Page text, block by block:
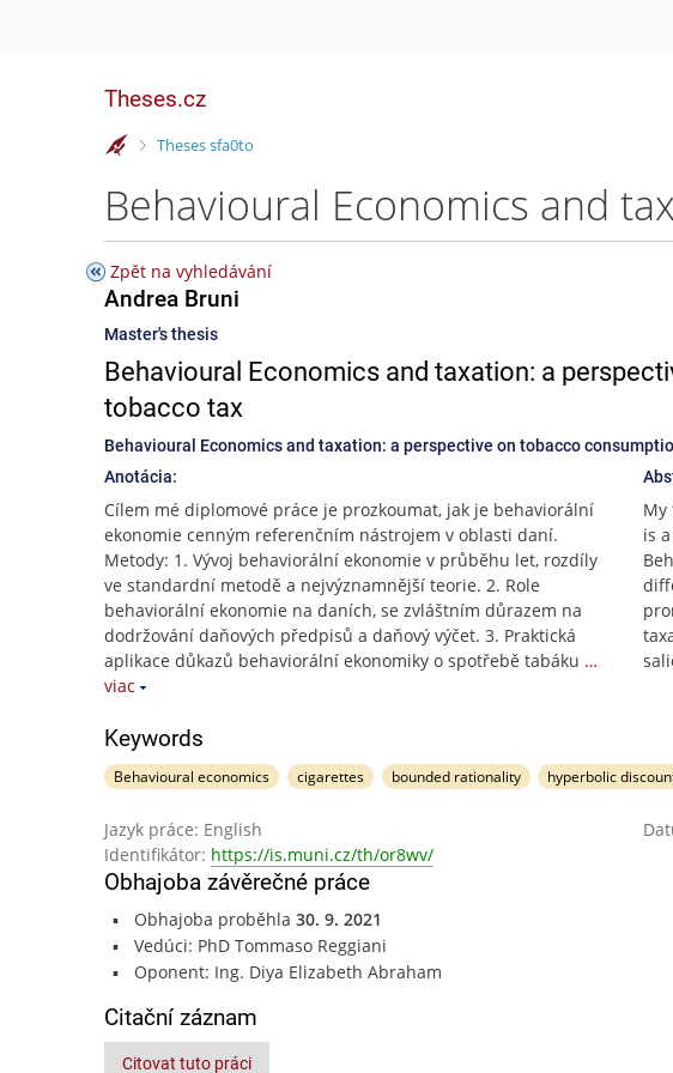
Theses.cz
>
Theses sfa0to
Zpět na vyhledávání
Andrea Bruni
Master's thesis
Behavioural Economics and taxation: a
tobacco tax
Behavioural Economics and taxation: a perspective on tobacco
Anotácia:
Cílem mé diplomové práce je prozkoumat, jak je behaviorální
ekonomie cenným referenčním nástrojem v oblasti daní.
Metody: 1. Vývoj behaviorální ekonomie v průběhu let, rozdíly
ve standardní metodě a nejvýznamnější teorie. 2. Role
behaviorální ekonomie na daních, se zvláštním důrazem na
dodržování daňových předpisů a daňový výčet. 3. Praktická
aplikace důkazů behaviorální ekonomiky o spotřebě tabáku …
viac
My
is
Keywords
Behavioural economics cigarettes bounded rationality hyperbolic
Jazyk práce: English
Identifikátor: https://is.muni.cz/th/or8wv/
Obhajoba závěrečné práce
Obhajoba proběhla 30. 9. 2021
Vedúci: PhD Tommaso Reggiani
Oponent: Ing. Diya Elizabeth Abraham
Citační záznam
Citovat tuto práci